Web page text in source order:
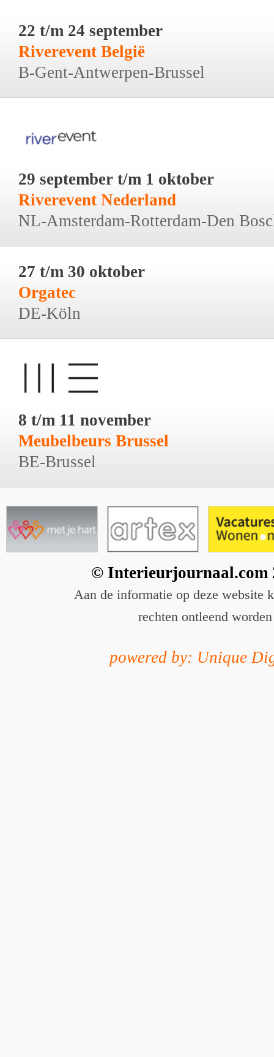
22 t/m 24 september
Riverevent België
B-Gent-Antwerpen-Brussel
29 september t/m 1 oktober
Riverevent Nederland
NL-Amsterdam-Rotterdam-Den
27 t/m 30 oktober
Orgatec
DE-Köln
8 t/m 11 november
Meubelbeurs Brussel
BE-Brussel
© Interieurjournaal.com
Aan de informatie op deze website
rechten ontleend worden
powered by: Unique